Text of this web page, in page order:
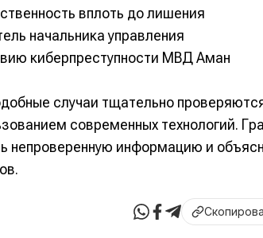
вплоть до лишения
начальника управления
киберпреступности МВД Аман
случаи тщательно
современных технологий.
непроверенную информацию и